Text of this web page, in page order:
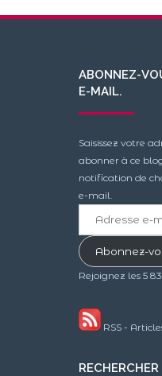
ABONNEZ-
E-MAIL.
Saisissez votre
abonner à ce
notification de
e-mail.
mailAbonnez-
Rejoignez les 5
RSS -